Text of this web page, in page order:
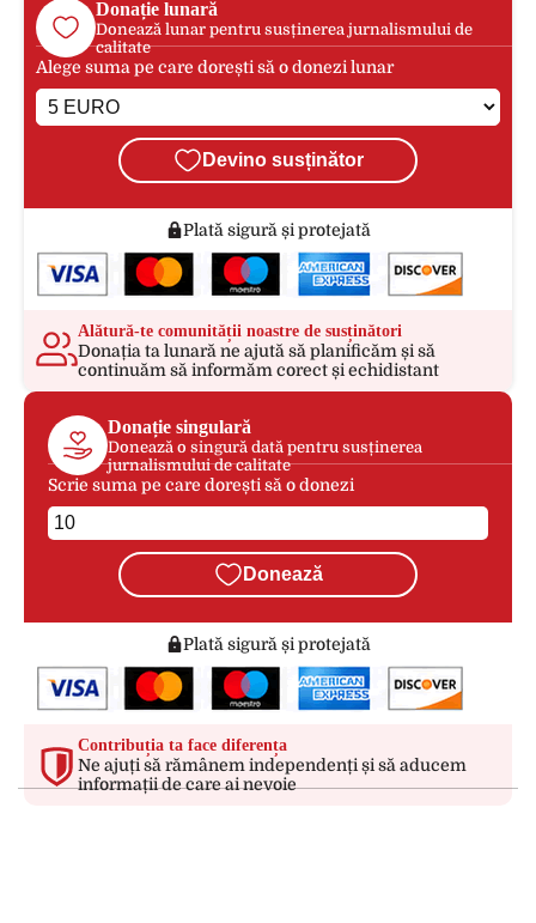
Donație lunară
Donează lunar pentru susținerea jurnalismului de
calitate
Alege suma pe care dorești să o donezi lunar
Devino susținător
Plată sigură și protejată
Alătură-te comunității noastre de susținători
Donația ta lunară ne ajută să planificăm și să
continuăm să informăm corect și echidistant
Donație singulară
Donează o singură dată pentru susținerea
jurnalismului de calitate
Scrie suma pe care dorești să o donezi
Donează
Plată sigură și protejată
Contribuția ta face diferența
Ne ajuți să rămânem independenți și să aducem
informații de care ai nevoie